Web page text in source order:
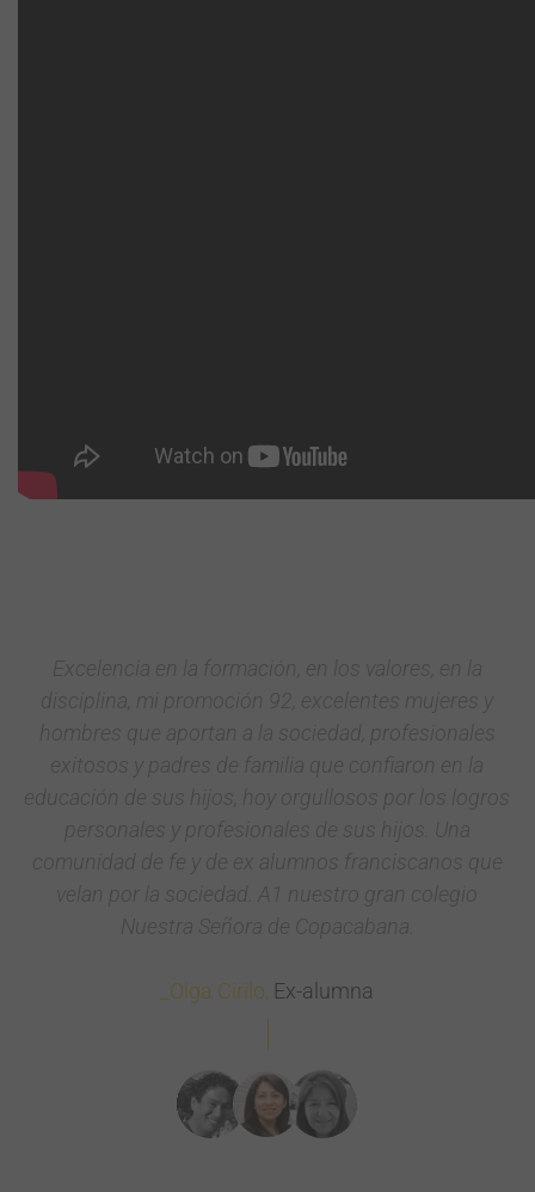
Excelencia en la formación, en los valores, en la
disciplina, mi promoción 92, excelentes mujeres y
hombres que aportan a la sociedad, profesionales
exitosos y padres de familia que confiaron en la
educación de sus hijos, hoy orgullosos por los logros
personales y profesionales de sus hijos. Una
comunidad de fe y de ex alumnos franciscanos que
velan por la sociedad. A1 nuestro gran colegio
Nuestra Señora de Copacabana.
_Olga Cirilo, Ex-alumna